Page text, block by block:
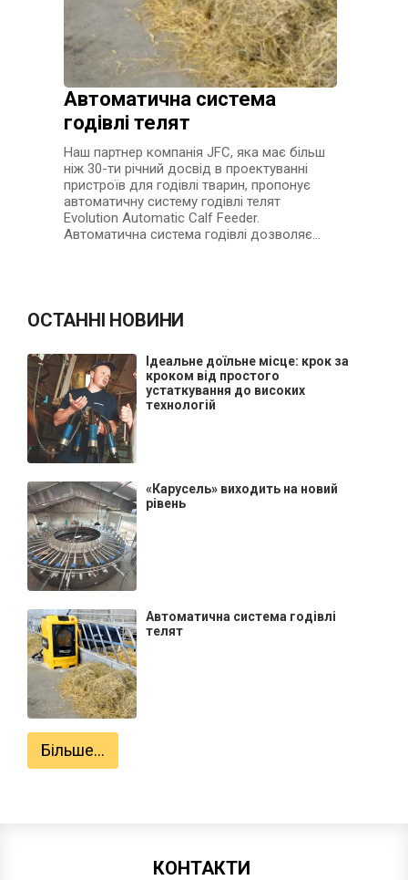
Автоматична система
годівлі телят
Наш партнер компанія JFC, яка має більш
ніж 30-ти річний досвід в проектуванні
пристроїв для годівлі тварин, пропонує
автоматичну систему годівлі телят
Evolution Automatic Calf Feeder.
Автоматична система годівлі дозволяє…
ОСТАННІ НОВИНИ
Ідеальне доїльне місце: крок за
кроком від простого
устаткування до високих
технологій
«Карусель» виходить на новий
рівень
Автоматична система годівлі
телят
Більше...
КОНТАКТИ